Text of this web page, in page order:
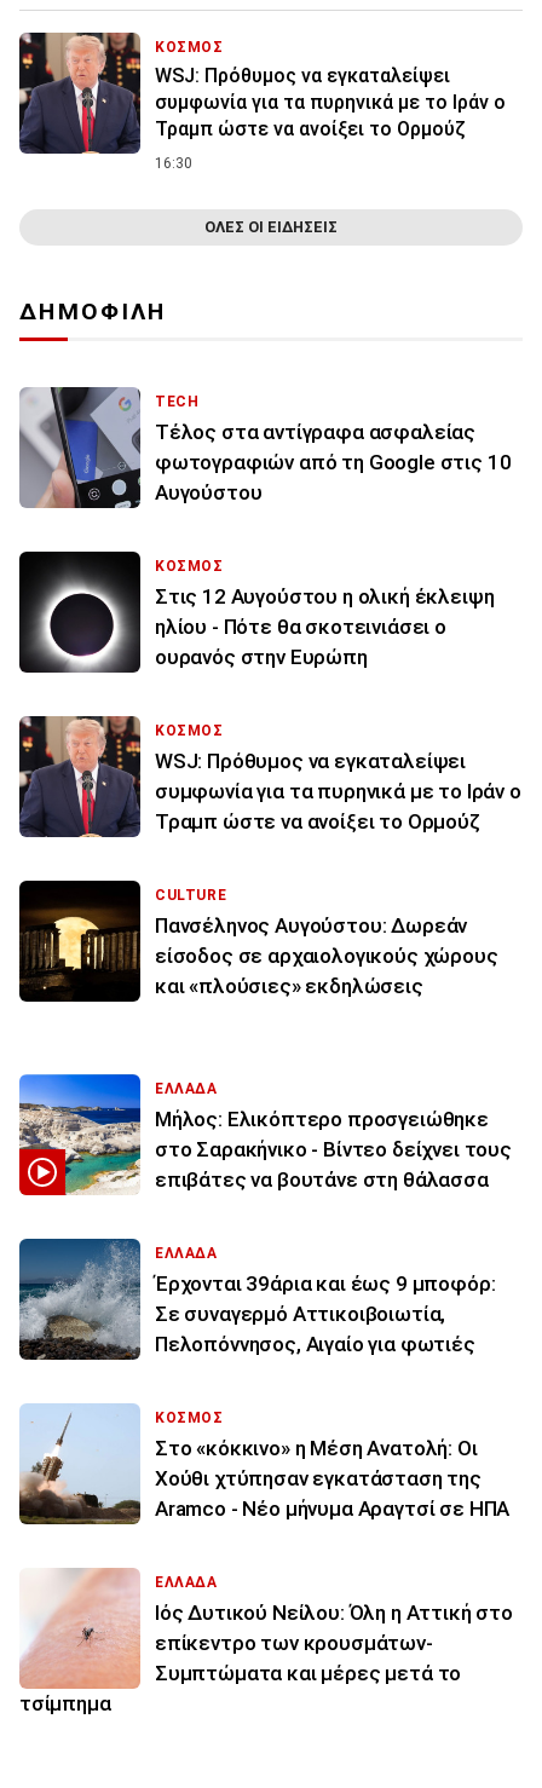
ΚΟΣΜΟΣ
WSJ: Πρόθυμος να εγκαταλείψει
συμφωνία για τα πυρηνικά με το Ιράν ο
Τραμπ ώστε να ανοίξει το Ορμούζ
16:30
ΟΛΕΣ ΟΙ ΕΙΔΗΣΕΙΣ
ΔΗΜΟΦΙΛΗ
TECH
Τέλος στα αντίγραφα ασφαλείας
φωτογραφιών από τη Google στις 10
Αυγούστου
ΚΟΣΜΟΣ
Στις 12 Αυγούστου η ολική έκλειψη
ηλίου - Πότε θα σκοτεινιάσει ο
ουρανός στην Ευρώπη
ΚΟΣΜΟΣ
WSJ: Πρόθυμος να εγκαταλείψει
συμφωνία για τα πυρηνικά με το Ιράν ο
Τραμπ ώστε να ανοίξει το Ορμούζ
CULTURE
Πανσέληνος Αυγούστου: Δωρεάν
είσοδος σε αρχαιολογικούς χώρους
και «πλούσιες» εκδηλώσεις
ΕΛΛΑΔΑ
Μήλος: Ελικόπτερο προσγειώθηκε
στο Σαρακήνικο - Βίντεο δείχνει τους
επιβάτες να βουτάνε στη θάλασσα
ΕΛΛΑΔΑ
Έρχονται 39άρια και έως 9 μποφόρ:
Σε συναγερμό Αττικοιβοιωτία,
Πελοπόννησος, Αιγαίο για φωτιές
ΚΟΣΜΟΣ
Στο «κόκκινο» η Μέση Ανατολή: Οι
Χούθι χτύπησαν εγκατάσταση της
Aramco - Νέο μήνυμα Αραγτσί σε ΗΠΑ
ΕΛΛΑΔΑ
Ιός Δυτικού Νείλου: Όλη η Αττική στο
επίκεντρο των κρουσμάτων-
Συμπτώματα και μέρες μετά το
τσίμπημα